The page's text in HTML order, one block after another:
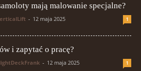
mają malowanie specjalne?
- 12 maja 2025 1
i zapytać o pracę?
- 12 maja 2025 1